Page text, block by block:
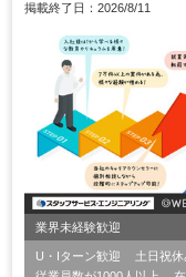
掲載終了日：2026/8/11
業界未経験歓迎
U・Iターン歓迎 土日祝休